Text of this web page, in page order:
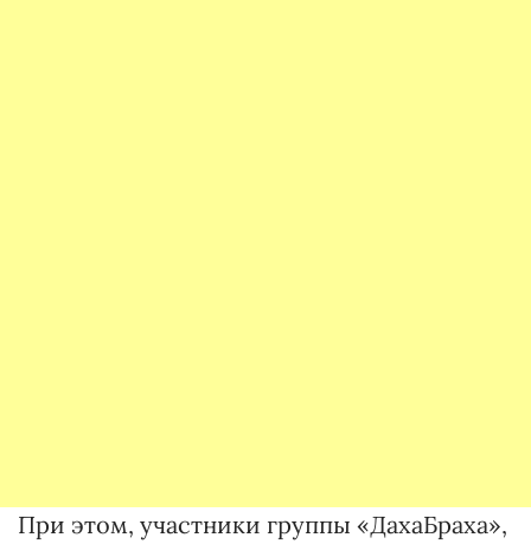
При этом, участники группы «ДахаБраха»,